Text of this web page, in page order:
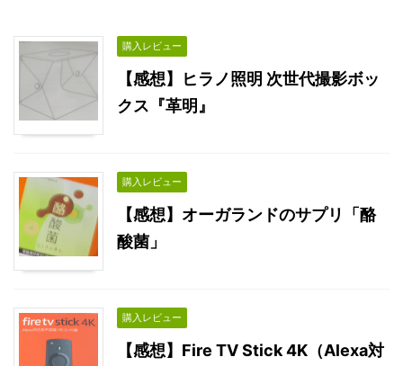
購入レビュー
【感想】ヒラノ照明 次世代撮影ボッ
クス『革明』
購入レビュー
【感想】オーガランドのサプリ「酪
酸菌」
購入レビュー
【感想】Fire TV Stick 4K（Alexa対